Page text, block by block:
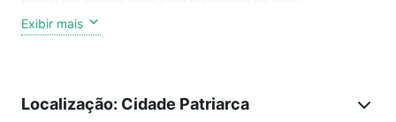
Não perca a chance de conhecer esse ótimo espaço! Confira
O imóvel também conta com um quintal, ideal para quem
Exibir mais
Localização: Cidade Patriarca